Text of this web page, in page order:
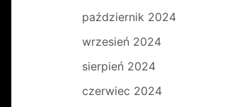
październik 2024
wrzesień 2024
sierpień 2024
czerwiec 2024